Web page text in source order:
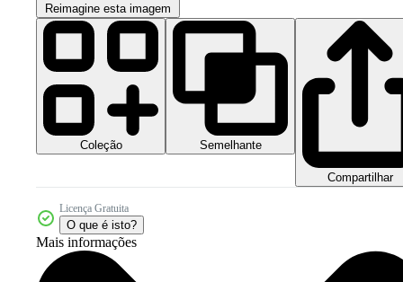
Reimagine esta imagem
Coleção Semelhante
Compartilhar
Licença Gratuita
O que é isto?
Mais informações